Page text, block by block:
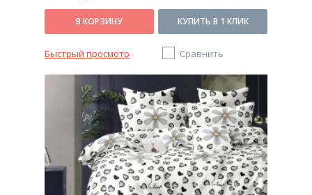
В КОРЗИНУ КУПИТЬ В 1 КЛИК
Быстрый просмотр Сравнить